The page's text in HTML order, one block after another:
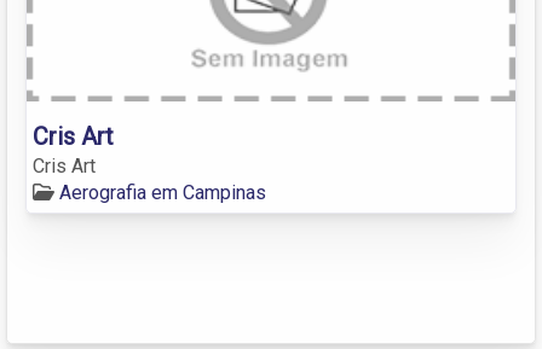
Cris Art
Cris Art
Aerografia em Campinas